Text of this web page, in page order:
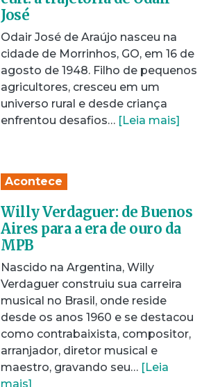
José
Odair José de Araújo nasceu na
cidade de Morrinhos, GO, em 16 de
agosto de 1948. Filho de pequenos
agricultores, cresceu em um
universo rural e desde criança
enfrentou desafios… [Leia mais]
Acontece
Willy Verdaguer: de Buenos
Aires para a era de ouro da
MPB
Nascido na Argentina, Willy
Verdaguer construiu sua carreira
musical no Brasil, onde reside
desde os anos 1960 e se destacou
como contrabaixista, compositor,
arranjador, diretor musical e
maestro, gravando seu… [Leia
mais]